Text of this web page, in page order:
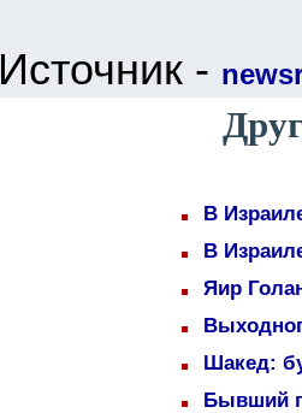
Источник -
В
В
Яир
Шакед:
Бывший